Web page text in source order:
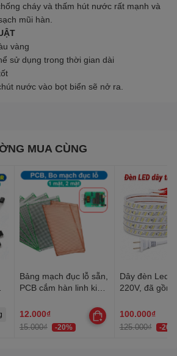
cháy và thấm hút nước rất mạnh và
mũi hàn.
vàng
sử dụng trong thời gian dài
nước vào bọt biển sẽ nở ra.
MUA CÙNG
Bảng mạch đục lỗ sẵn,
PCB cắm hàn linh kiện
12.000₫
15.000₫ -20%
Dây đèn Led
220V, đã gồm
trang trí quấn
trần, lễ Tết
100.000₫
125.000₫ -20%